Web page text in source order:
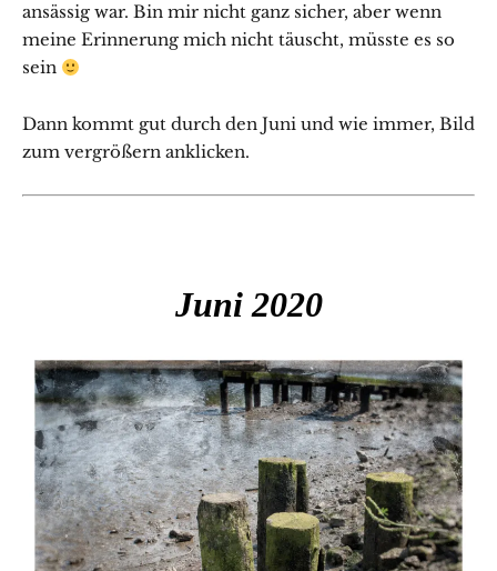
ansässig war. Bin mir nicht ganz sicher, aber wenn
meine Erinnerung mich nicht täuscht, müsste es so
sein
Dann kommt gut durch den Juni und wie immer, Bild
zum vergrößern anklicken.
Juni 2020